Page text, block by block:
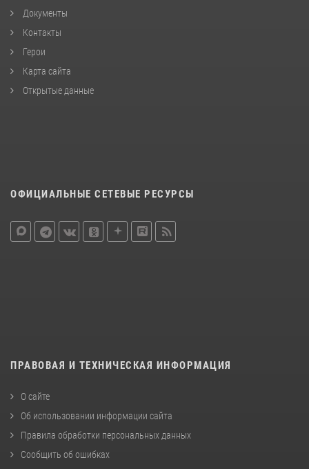
Документы
Контакты
Герои
Карта сайта
Открытые данные
ОФИЦИАЛЬНЫЕ СЕТЕВЫЕ РЕСУРСЫ
ПРАВОВАЯ И ТЕХНИЧЕСКАЯ ИНФОРМАЦИЯ
О сайте
Об использовании информации сайта
Правила обработки персональных данных
Сообщить об ошибках